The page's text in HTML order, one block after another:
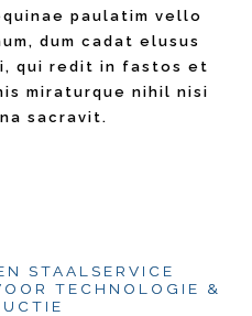
paulatim vello
dum cadat elusus
qui redit in fastos et
miraturque nihil nisi
sacravit.
STAALSERVICE
TECHNOLOGIE &